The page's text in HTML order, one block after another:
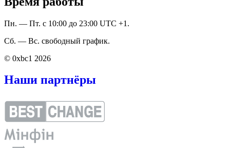
Пн. — Пт. с 10:00 до 23:00 UTC +1.
Сб. — Вс. свободный график.
© 0xbc1 2026
Наши партнёры